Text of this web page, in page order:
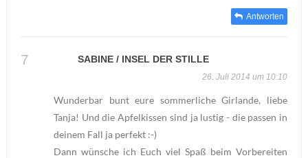
Antworten
SABINE / INSEL DER STILLE
26. Juli 2014 um 10:10
Wunderbar bunt eure sommerliche Girlande, liebe
Tanja! Und die Apfelkissen sind ja lustig - die passen in
deinem Fall ja perfekt :-)
Dann wünsche ich Euch viel Spaß beim Vorbereiten